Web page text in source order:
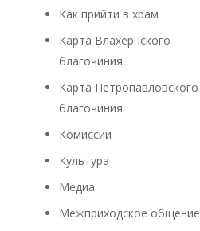
Как прийти в храм
Карта Влахернского
благочиния
Карта Петропавловского
благочиния
Комиссии
Культура
Медиа
Межприходское общение